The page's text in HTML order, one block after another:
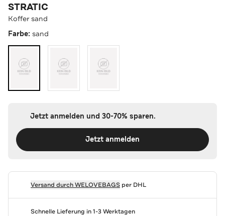
STRATIC
Koffer sand
Farbe: sand
Jetzt anmelden und 30-70% sparen.
Jetzt anmelden
Versand durchWELOVEBAGSper DHL
Schnelle Lieferung in 1-3 Werktagen